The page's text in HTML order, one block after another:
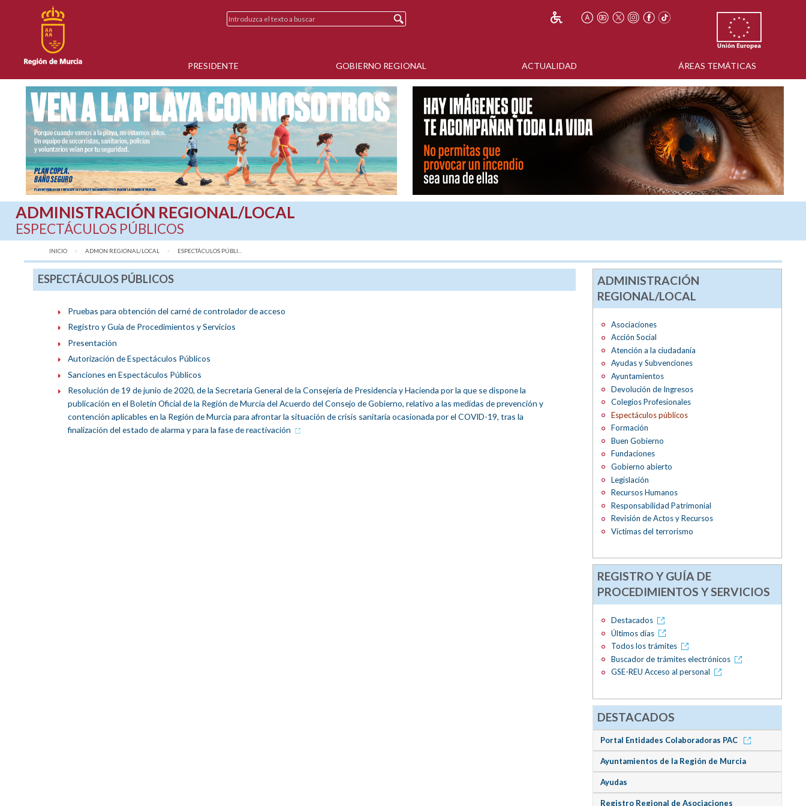
PRESIDENTE GOBIERNO REGIONAL ACTUALIDAD ÁREAS TEMÁTICAS
ADMINISTRACIÓN REGIONAL/LOCAL
ESPECTÁCULOS PÚBLICOS
INICIO ADMON REGIONAL/LOCAL AQUÍ:
ESPECTÁCULOS PÚBLI...
ESPECTÁCULOS PÚBLICOS
Pruebas para obtención del carné de controlador de acceso
Registro y Guía de Procedimientos y Servicios
Presentación
Autorización de Espectáculos Públicos
Sanciones en Espectáculos Públicos
Resolución de 19 de junio de 2020, de la Secretaría General de la Consejería de Presidencia y Hacienda por la que se dispone la
publicación en el Boletín Oficial de la Región de Murcia del Acuerdo del Consejo de Gobierno, relativo a las medidas de prevención y
contención aplicables en la Región de Murcia para afrontar la situación de crisis sanitaria ocasionada por el COVID-19, tras la
finalización del estado de alarma y para la fase de reactivación
ADMINISTRACIÓN
REGIONAL/LOCAL
Asociaciones
Acción Social
Atención a la ciudadanía
Ayudas y Subvenciones
Ayuntamientos
Devolución de Ingresos
Colegios Profesionales
Espectáculos públicos
Formación
Buen Gobierno
Fundaciones
Gobierno abierto
Legislación
Recursos Humanos
Responsabilidad Patrimonial
Revisión de Actos y Recursos
Víctimas del terrorismo
REGISTRO Y GUÍA DE
PROCEDIMIENTOS Y SERVICIOS
Destacados
Últimos días
Todos los trámites
Buscador de trámites electrónicos
GSE-REU Acceso al personal
DESTACADOS
Portal Entidades Colaboradoras PAC
Ayuntamientos de la Región de Murcia
Ayudas
Registro Regional de Asociaciones